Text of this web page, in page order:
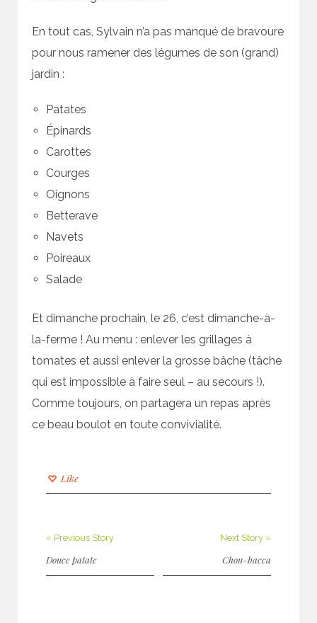
En tout cas, Sylvain n’a pas manqué de bravoure
pour nous ramener des légumes de son (grand)
jardin :
Patates
Épinards
Carottes
Courges
Oignons
Betterave
Navets
Poireaux
Salade
Et dimanche prochain, le 26, c’est dimanche-à-
la-ferme ! Au menu : enlever les grillages à
tomates et aussi enlever la grosse bâche (tâche
qui est impossible à faire seul – au secours !).
Comme toujours, on partagera un repas après
ce beau boulot en toute convivialité.
Like
« Previous Story
Douce patate
Next Story »
Chou-bacca